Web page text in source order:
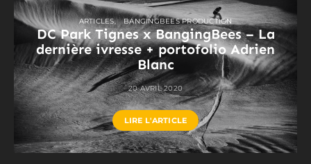
ARTICLES BANGINGBEES PRODUCTION
DC Park Tignes x BangingBees – La
dernière ivresse + portofolio Adrien
Blanc
20 AVRIL 2020
LIRE L'ARTICLE